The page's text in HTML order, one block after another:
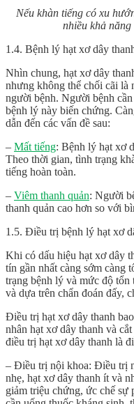
Nếu khàn tiếng có xu
nhiều khả
1.4. Bệnh lý hạt xơ dây
Nhìn chung, hạt xơ dây
nhưng không thể chối cãi là
người bệnh. Người bệnh
bệnh lý này biến chứng.
dẫn đến các vấn đề sau:
– Mất tiếng: Bệnh lý hạt xơ
Theo thời gian, tình trạng
tiếng hoàn toàn.
– Viêm thanh quản: Người
thanh quản cao hơn so với
1.5. Điều trị bệnh lý hạt xơ
Khi có dấu hiệu hạt xơ dây
tín gần nhất càng sớm càng
trạng bệnh lý và mức độ tổn
và dựa trên chẩn đoán đấy,
Điều trị hạt xơ dây thanh
nhân hạt xơ dây thanh và
điều trị hạt xơ dây thanh là
– Điều trị nội khoa: Điều trị
nhẹ, hạt xơ dây thanh ít và
giảm triệu chứng, ức chế sự